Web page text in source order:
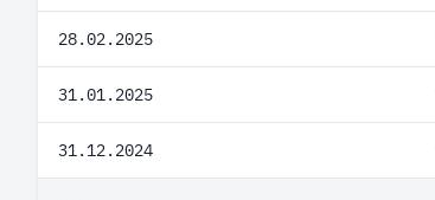
28.02.2025
31.01.2025
31.12.2024